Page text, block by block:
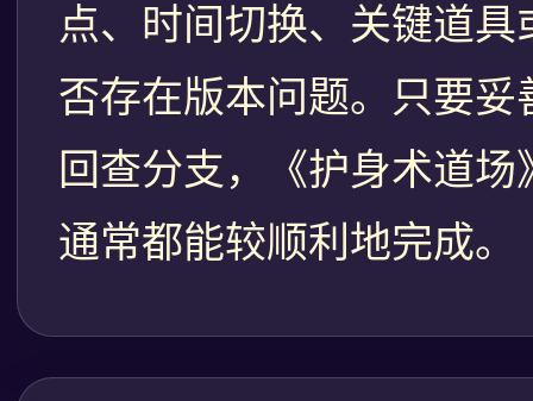
点、时间切换、关键道
否存在版本问题。只要
回查分支，《护身术道
通常都能较顺利地完成。